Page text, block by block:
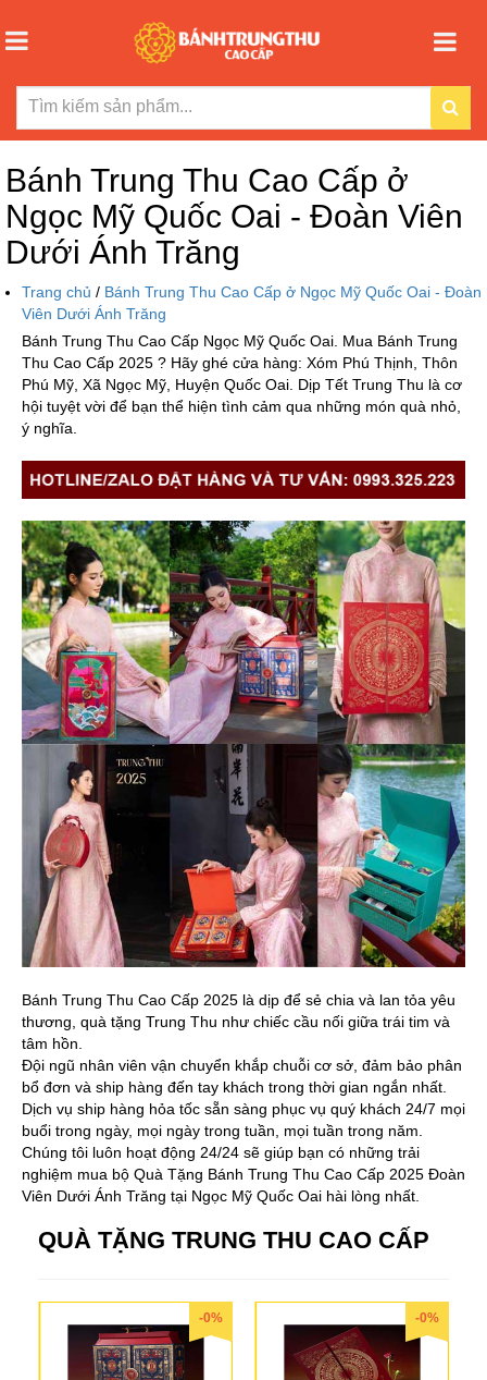
Bánh Trung Thu Cao Cấp ở
Ngọc Mỹ Quốc Oai - Đoàn Viên
Dưới Ánh Trăng
Trang chủ / Bánh Trung Thu Cao Cấp ở Ngọc Mỹ Quốc Oai - Đoàn
Viên Dưới Ánh Trăng
Bánh Trung Thu Cao Cấp Ngọc Mỹ Quốc Oai. Mua Bánh Trung
Thu Cao Cấp 2025 ? Hãy ghé cửa hàng: Xóm Phú Thịnh, Thôn
Phú Mỹ, Xã Ngọc Mỹ, Huyện Quốc Oai. Dịp Tết Trung Thu là cơ
hội tuyệt vời để bạn thể hiện tình cảm qua những món quà nhỏ,
ý nghĩa.
Bánh Trung Thu Cao Cấp 2025 là dịp để sẻ chia và lan tỏa yêu
thương, quà tặng Trung Thu như chiếc cầu nối giữa trái tim và
tâm hồn.
Đội ngũ nhân viên vận chuyển khắp chuỗi cơ sở, đảm bảo phân
bổ đơn và ship hàng đến tay khách trong thời gian ngắn nhất.
Dịch vụ ship hàng hỏa tốc sẵn sàng phục vụ quý khách 24/7 mọi
buổi trong ngày, mọi ngày trong tuần, mọi tuần trong năm.
Chúng tôi luôn hoạt động 24/24 sẽ giúp bạn có những trải
nghiệm mua bộ Quà Tặng Bánh Trung Thu Cao Cấp 2025 Đoàn
Viên Dưới Ánh Trăng tại Ngọc Mỹ Quốc Oai hài lòng nhất.
QUÀ TẶNG TRUNG THU CAO CẤP
-0% -0%